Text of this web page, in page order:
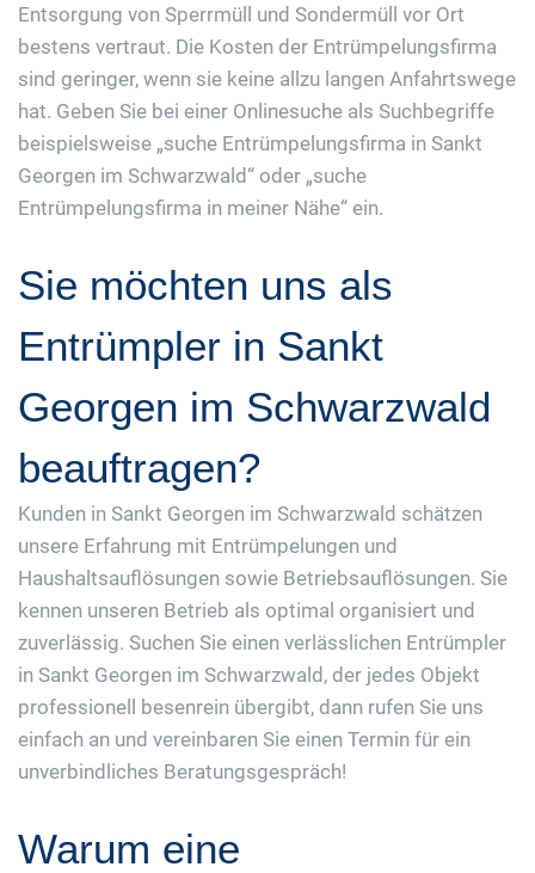
Entsorgung von Sperrmüll und Sondermüll vor Ort
bestens vertraut. Die Kosten der Entrümpelungsfirma
sind geringer, wenn sie keine allzu langen Anfahrtswege
hat. Geben Sie bei einer Onlinesuche als Suchbegriffe
beispielsweise „suche Entrümpelungsfirma in Sankt
Georgen im Schwarzwald“ oder „suche
Entrümpelungsfirma in meiner Nähe“ ein.
Sie möchten uns als
Entrümpler in Sankt
Georgen im Schwarzwald
beauftragen?
Kunden in Sankt Georgen im Schwarzwald schätzen
unsere Erfahrung mit Entrümpelungen und
Haushaltsauflösungen sowie Betriebsauflösungen. Sie
kennen unseren Betrieb als optimal organisiert und
zuverlässig. Suchen Sie einen verlässlichen Entrümpler
in Sankt Georgen im Schwarzwald, der jedes Objekt
professionell besenrein übergibt, dann rufen Sie uns
einfach an und vereinbaren Sie einen Termin für ein
unverbindliches Beratungsgespräch!
Warum eine